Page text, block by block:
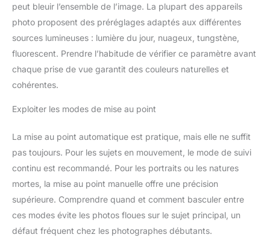
peut bleuir l’ensemble de l’image. La plupart des appareils
photo proposent des préréglages adaptés aux différentes
sources lumineuses : lumière du jour, nuageux, tungstène,
fluorescent. Prendre l’habitude de vérifier ce paramètre avant
chaque prise de vue garantit des couleurs naturelles et
cohérentes.
Exploiter les modes de mise au point
La mise au point automatique est pratique, mais elle ne suffit
pas toujours. Pour les sujets en mouvement, le mode de suivi
continu est recommandé. Pour les portraits ou les natures
mortes, la mise au point manuelle offre une précision
supérieure. Comprendre quand et comment basculer entre
ces modes évite les photos floues sur le sujet principal, un
défaut fréquent chez les photographes débutants.